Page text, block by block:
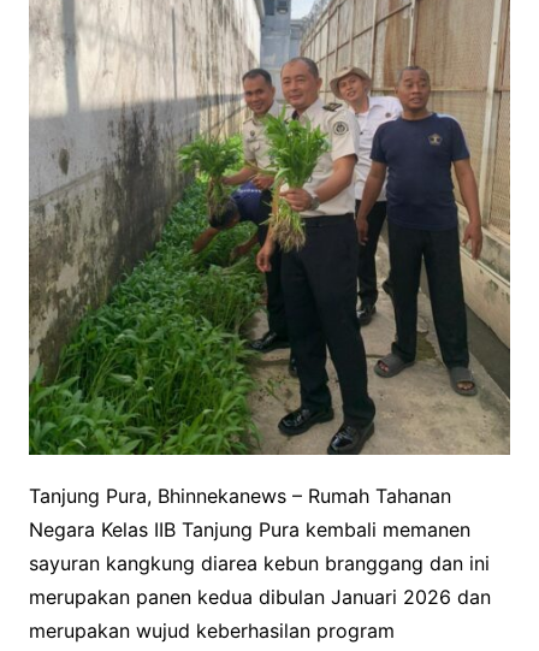
Tanjung Pura, Bhinnekanews – Rumah Tahanan
Negara Kelas IIB Tanjung Pura kembali memanen
sayuran kangkung diarea kebun branggang dan ini
merupakan panen kedua dibulan Januari 2026 dan
merupakan wujud keberhasilan program